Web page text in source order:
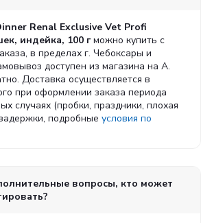
Renal Exclusive Vet Profi
индейка, 100 гможно купить с
в пределах г. Чебоксары и
доступен из магазина на А.
Доставка осуществляется в
при оформлении заказа периода
случаях (пробки, праздники, плохая
подробные условия по
вопросы, кто может